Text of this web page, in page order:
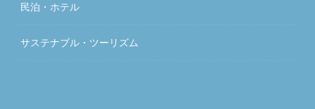
民泊・ホテル
サステナブル・ツーリズム